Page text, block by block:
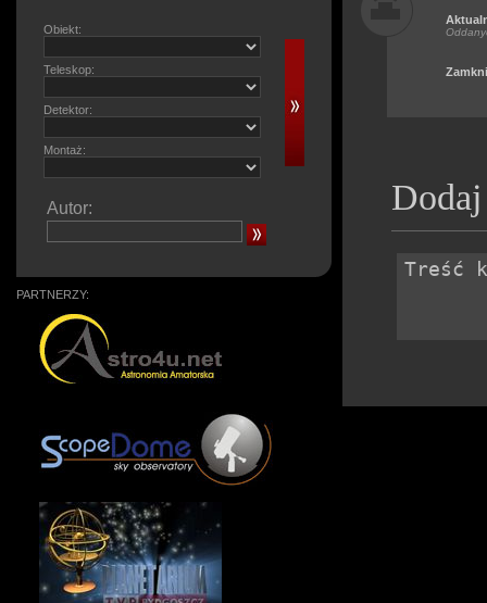
Obiekt:
Teleskop:
Detektor:
Montaż:
Autor:
PARTNERZY: